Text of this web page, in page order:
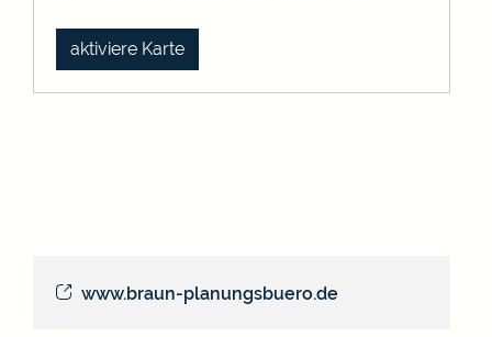
www.braun-planungsbuero.de
aktiviere Karte